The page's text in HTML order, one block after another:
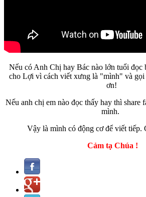
Nếu có Anh Chị hay Bác nào lớn tuổi đọc
cho Lợi vì cách viết xưng là "mình" và
ơn!
Nếu anh chị em nào đọc thấy hay thì share
mình.
Vậy là mình có động cơ để viết tiếp.
Cảm tạ Chúa !